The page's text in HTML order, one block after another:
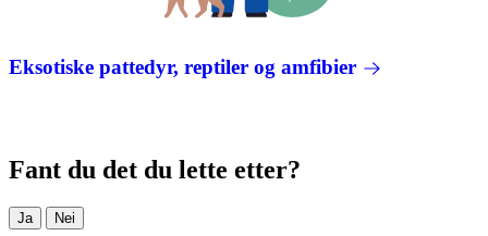
Eksotiske pattedyr, reptiler og amfibier
Fant du det du lette etter?
Ja Nei